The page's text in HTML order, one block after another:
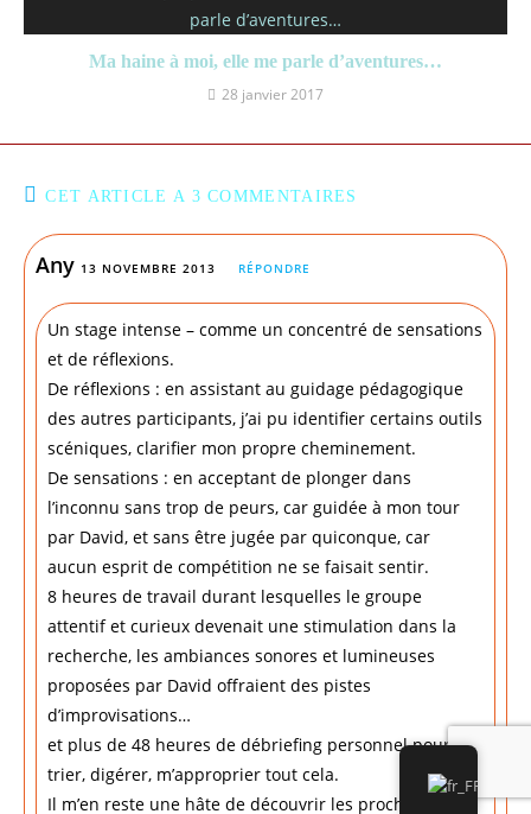
Ma haine à moi, elle me parle d’aventures…
28 janvier 2017
CET ARTICLE A 3 COMMENTAIRES
Any 13 NOVEMBRE 2013 RÉPONDRE
Un stage intense – comme un concentré de sensations
et de réflexions.
De réflexions : en assistant au guidage pédagogique
des autres participants, j’ai pu identifier certains outils
scéniques, clarifier mon propre cheminement.
De sensations : en acceptant de plonger dans
l’inconnu sans trop de peurs, car guidée à mon tour
par David, et sans être jugée par quiconque, car
aucun esprit de compétition ne se faisait sentir.
8 heures de travail durant lesquelles le groupe
attentif et curieux devenait une stimulation dans la
recherche, les ambiances sonores et lumineuses
proposées par David offraient des pistes
d’improvisations…
et plus de 48 heures de débriefing personnel pour
trier, digérer, m’approprier tout cela.
Il m’en reste une hâte de découvrir les prochaines